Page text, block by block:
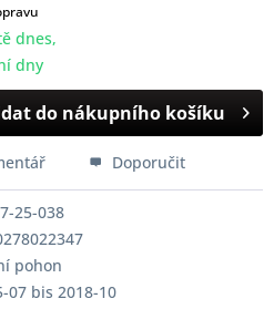
dnes,
dny
do nákupního košíku
Doporučit
25-038
pohon
07 bis 2018-10